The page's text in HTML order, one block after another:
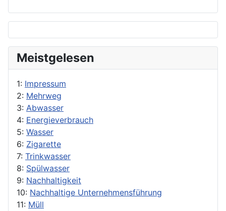
Meistgelesen
1: Impressum
2: Mehrweg
3: Abwasser
4: Energieverbrauch
5: Wasser
6: Zigarette
7: Trinkwasser
8: Spülwasser
9: Nachhaltigkeit
10: Nachhaltige Unternehmensführung
11: Müll